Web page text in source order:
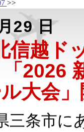
>>
29 日
信越ド
2026
大会
三条市に